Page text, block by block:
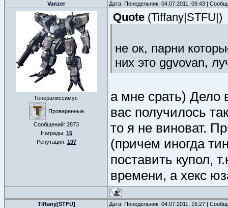
Vanzer Дата: Понедельник, 04.07.2011, 09:43 |
Генералиссимус
Проверенные
Сообщений: 2873
Награды: 15
Репутация: 107
Quote (Tiffany|STFU|)
не ок, парни
них это ggvovan,
а мне срать) Дело
вас получилось
то я не виноват.
(причем иногда
поставить купол,
времени, а хекс
Tiffany[STFU] Дата: Понедельник, 04.07.2011, 15:27 |